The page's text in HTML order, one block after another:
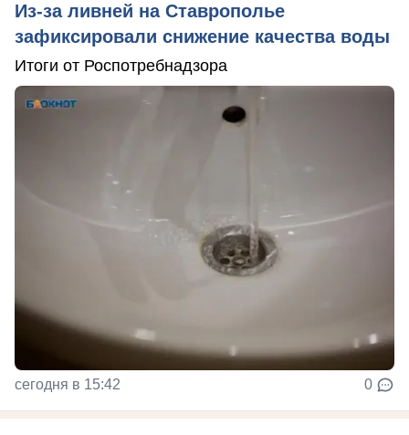
Из-за ливней на Ставрополье
зафиксировали снижение качества воды
Итоги от Роспотребнадзора
сегодня в 15:42 0